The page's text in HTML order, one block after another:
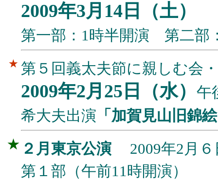
2009年3月14日 （土）
第一部：1時半開演 第二部
★ 第５回義太夫節に親しむ会
2009年2月25日（水） 午
希大夫出演 「加賀見山旧錦
★ ２月東京公演
2009年2月
第１部（午前11時開演）